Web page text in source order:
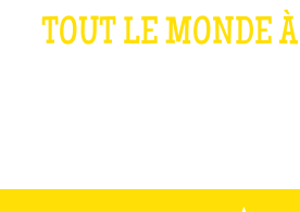
TOUT LE MONDE